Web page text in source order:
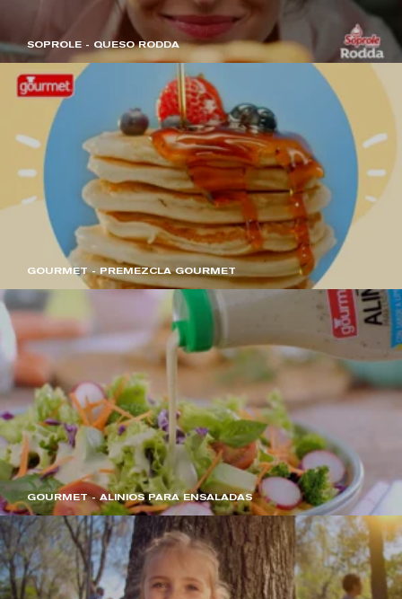
SOPROLE - QUESO RODDA
GOURMET - PREMEZCLA GOURMET
GOURMET - ALINIOS PARA ENSALADAS